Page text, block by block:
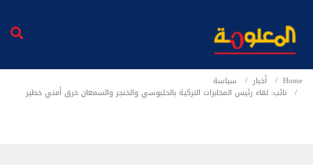
Home أخبار
سياسة
نائب: لقاء رئيس المخابرات التركية بالحلبوسي والخنجر والسمعان خرق أمني خطير